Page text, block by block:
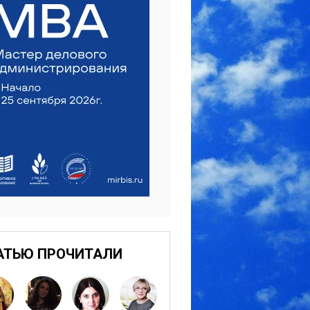
ПРОЧИТАЛИ